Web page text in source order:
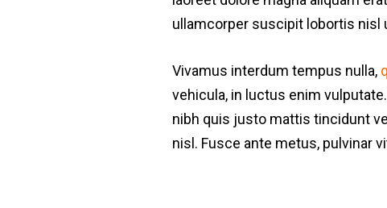
ullamcorper suscipit lobortis nisl
Vivamus interdum tempus nulla,
vehicula, in luctus enim
nibh quis justo mattis tincidunt
nisl. Fusce ante metus, pulvinar